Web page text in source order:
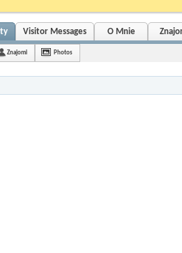
Visitor Messages O Mnie
Znajomi Photos